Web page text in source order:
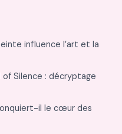
influence l’art et la
of Silence : décryptage
il le cœur des